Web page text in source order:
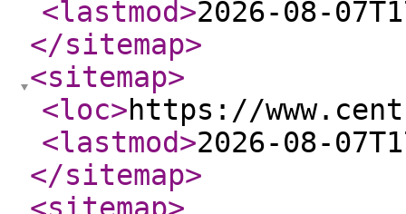
<lastmod>2026-08-
</sitemap>
<sitemap>
<loc>https://
<lastmod>2026-08-
</sitemap>